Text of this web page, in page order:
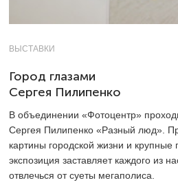
ВЫСТАВКИ
Город глазами
Сергея Пилипенко
В объединении «Фотоцентр»
Сергея Пилипенко «Разный люд».
картины городской жизни и крупные
экспозиция заставляет каждого из
отвлечься от суеты мегаполиса.